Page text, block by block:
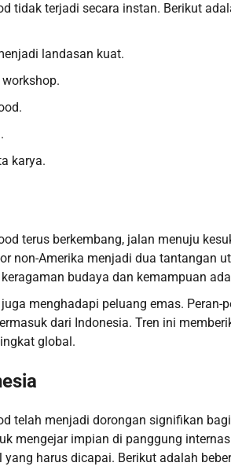
tidak terjadi secara instan. Berikut
landasan kuat.
karya.
terus berkembang, jalan menuju
non-Amerika menjadi dua tantangan
budaya dan kemampuan
menghadapi peluang emas. Peran-
dari Indonesia. Tren ini
global.
telah menjadi dorongan signifikan
mengejar impian di panggung
harus dicapai. Berikut adalah